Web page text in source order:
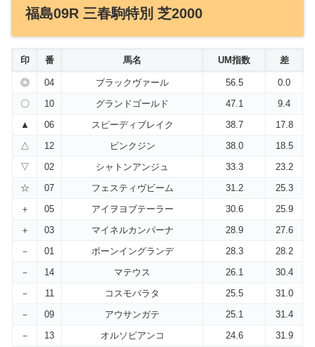
福島09R 三春駒特別 芝2000
印 番 馬名 UM指数 差
◎ 04 ブラックヴァール 56.5
0.0
〇
10 グランドゴールド 47.1
9.4
▲
06 スピーディブレイク 38.7
17.8
△
12 ピンクジン 38.0
18.5
▽
02 シャトンアンジュ 33.3
23.2
☆
07 フェスティヴビーム 31.2
25.3
＋
05 アイヲヨブテーラー 30.6
25.9
＋
03 マイネルカンパーナ 28.9
27.6
－
01 ボーンイングランデ 28.3
28.2
－
14 マテウス 26.1
30.4
－
11 コスモバラタ 25.5
31.0
－
09 アウサンガテ 25.1
31.4
－
13 オルソビアンコ 24.6
31.9